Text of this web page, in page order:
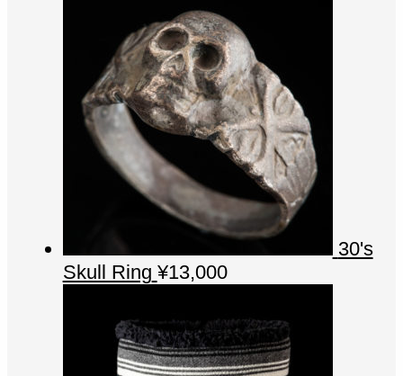
30's
Skull Ring ¥13,000